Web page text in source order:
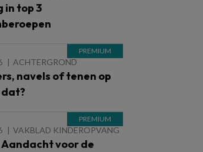
in top 3
ACHTERGROND
navels of tenen op
dat?
VAKBLAD KINDEROPVANG
voor de